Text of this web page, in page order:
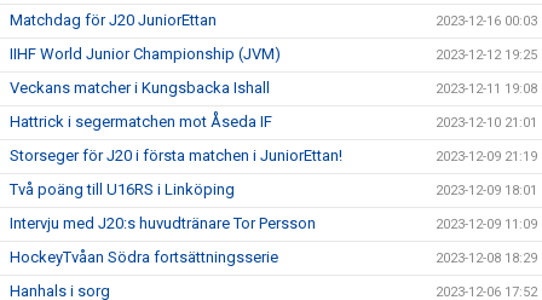
Matchdag för J20 JuniorEttan 2023-12-16 00:03
IIHF World Junior Championship (JVM) 2023-12-12 19:25
Veckans matcher i Kungsbacka Ishall 2023-12-11 19:08
Hattrick i segermatchen mot Åseda IF 2023-12-10 21:01
Storseger för J20 i första matchen i JuniorEttan! 2023-12-09 21:19
Två poäng till U16RS i Linköping 2023-12-09 18:01
Intervju med J20:s huvudtränare Tor Persson 2023-12-09 11:09
HockeyTvåan Södra fortsättningsserie 2023-12-08 18:29
Hanhals i sorg 2023-12-06 17:52